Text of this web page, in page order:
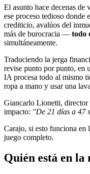
El asunto hace decenas de
ese proceso tedioso donde
crediticio, avalúos del
más de burocracia — todo
simultáneamente.
Traduciendo la jerga
revise punto por punto, en
IA procesa todo al mismo
ropa a mano y usar una
Giancarlo Lionetti,
impacto: "De 21 días a 47
Carajo, si esto funciona en
juego completo.
Quién está en la